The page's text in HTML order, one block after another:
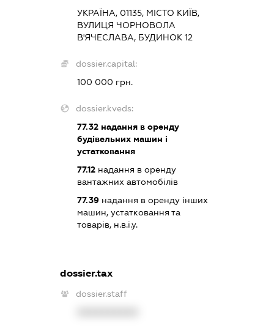
УКРАЇНА, 01135, МІСТО КИЇВ,
ВУЛИЦЯ ЧОРНОВОЛА
В'ЯЧЕСЛАВА, БУДИНОК 12
dossier.capital:
100 000 грн.
dossier.kveds:
77.32надання в оренду
будівельних машин і
устатковання
77.12надання в оренду
вантажних автомобілів
77.39надання в оренду інших
машин, устатковання та
товарів, н.в.і.у.
dossier.tax
dossier.staff